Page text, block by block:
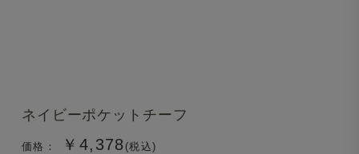
ネイビーポケットチーフ
価格： ￥4,378 (税込)